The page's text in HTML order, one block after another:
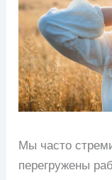
Мы часто
перегружены